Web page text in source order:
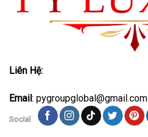
Liên Hệ:
Email: pygroupglobal@gmail.com
Social